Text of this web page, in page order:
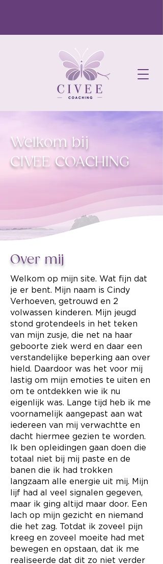
Welkom bij
CIVEE COACHING
Over mij
Welkom op mijn site. Wat fijn dat
je er bent. Mijn naam is Cindy
Verhoeven, getrouwd en 2
volwassen kinderen. Mijn jeugd
stond grotendeels in het teken
van mijn zusje, die net na haar
geboorte ziek werd en daar een
verstandelijke beperking aan over
hield. Daardoor was het voor mij
lastig om mijn emoties te uiten en
om te ontdekken wie ik nu
eigenlijk was. Lange tijd heb ik me
voornamelijk aangepast aan wat
iedereen van mij verwachtte en
dacht hiermee gezien te worden.
Ik ben opleidingen gaan doen die
totaal niet bij mij paste en de
banen die ik had trokken
langzaam alle energie uit mij. Mijn
lijf had al veel signalen gegeven,
maar ik ging altijd maar door. Een
lach op mijn gezicht en niemand
die het zag. Totdat ik zoveel pijn
kreeg en zoveel moeite had met
bewegen en opstaan, dat ik me
realiseerde dat dit zo niet verder